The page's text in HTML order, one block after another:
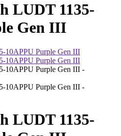
LUDT 1135-
Gen III
LUDT 1135-